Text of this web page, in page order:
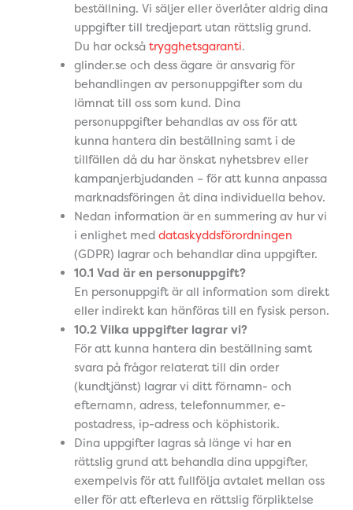
beställning. Vi säljer eller överlåter aldrig dina
uppgifter till tredjepart utan rättslig grund.
Du har också trygghetsgaranti.
glinder.se och dess ägare är ansvarig för
behandlingen av personuppgifter som du
lämnat till oss som kund. Dina
personuppgifter behandlas av oss för att
kunna hantera din beställning samt i de
tillfällen då du har önskat nyhetsbrev eller
kampanjerbjudanden – för att kunna anpassa
marknadsföringen åt dina individuella behov.
Nedan information är en summering av hur vi
i enlighet med dataskyddsförordningen
(GDPR) lagrar och behandlar dina uppgifter.
10.1 Vad är en personuppgift?
En personuppgift är all information som direkt
eller indirekt kan hänföras till en fysisk person.
10.2 Vilka uppgifter lagrar vi?
För att kunna hantera din beställning samt
svara på frågor relaterat till din order
(kundtjänst) lagrar vi ditt förnamn- och
efternamn, adress, telefonnummer, e-
postadress, ip-adress och köphistorik.
Dina uppgifter lagras så länge vi har en
rättslig grund att behandla dina uppgifter,
exempelvis för att fullfölja avtalet mellan oss
eller för att efterleva en rättslig förpliktelse